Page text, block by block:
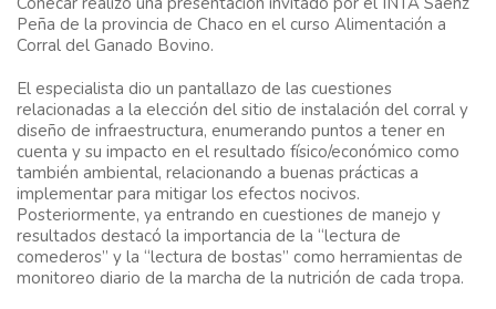
Peña de la provincia de Chaco en el curso Alimentación a
Corral del Ganado Bovino.
El especialista dio un pantallazo de las cuestiones
relacionadas a la elección del sitio de instalación del corral y
diseño de infraestructura, enumerando puntos a tener en
cuenta y su impacto en el resultado físico/económico como
también ambiental, relacionando a buenas prácticas a
implementar para mitigar los efectos nocivos.
Posteriormente, ya entrando en cuestiones de manejo y
resultados destacó la importancia de la “lectura de
comederos” y la “lectura de bostas” como herramientas de
monitoreo diario de la marcha de la nutrición de cada tropa.